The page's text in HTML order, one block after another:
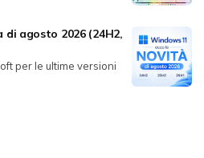
agosto 2026 (24H2,
per le ultime versioni